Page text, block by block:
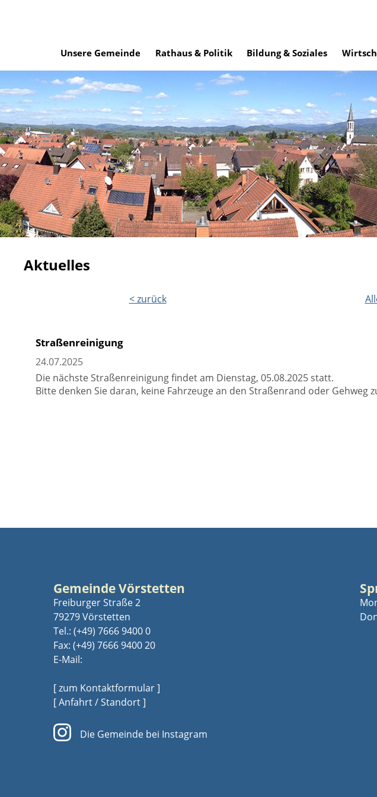
Unsere Gemeinde Rathaus & Politik Bildung & Soziales
Aktuelles
< zurück
Straßenreinigung
24.07.2025
Die nächste Straßenreinigung findet am Dienstag, 05.08.2025 statt.
Bitte denken Sie daran, keine Fahrzeuge an den Straßenrand oder Gehweg
Gemeinde Vörstetten
Freiburger Straße 2
79279 Vörstetten
Tel.: (+49) 7666 9400 0
Fax: (+49) 7666 9400 20
E-Mail:
[ zum Kontaktformular ]
[ Anfahrt / Standort ]
Die Gemeinde bei Instagram